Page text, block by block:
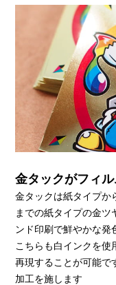
金タックがフィ
金タックは紙タイプか
までの紙タイプの金ツ
ンド印刷で鮮やかな発
こちらも白インクを使
再現することが可能で
加工を施します